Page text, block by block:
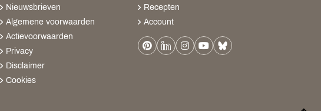
Nieuwsbrieven
Algemene voorwaarden
Actievoorwaarden
Privacy
Disclaimer
Cookies
Recepten
Account